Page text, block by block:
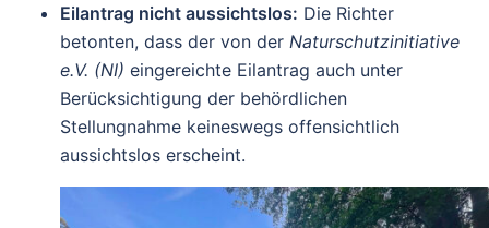
Eilantrag nicht aussichtslos: Die Richter
betonten, dass der von der Naturschutzinitiative
e.V. (NI) eingereichte Eilantrag auch unter
Berücksichtigung der behördlichen
Stellungnahme keineswegs offensichtlich
aussichtslos erscheint.